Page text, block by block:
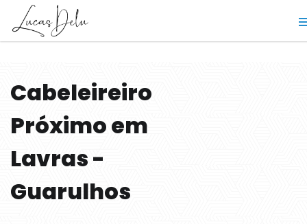
Cabeleireiro
Próximo em
Lavras -
Guarulhos